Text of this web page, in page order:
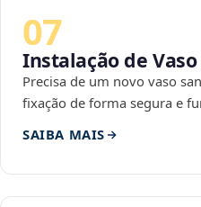
07
Instalação de
Precisa de um novo vaso
fixação de forma segura e
SAIBA MAIS